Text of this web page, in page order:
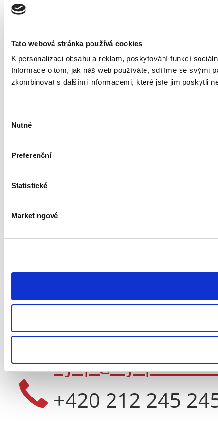
Tato webová stránka používá cookies
K personalizaci obsahu a reklam, poskytování funkcí
Informace o tom, jak náš web používáte, sdílíme se svými
zkombinovat s dalšími informacemi, které jste jim poskytli
souhlasu
Nutné
Preferenční
Statistické
Marketingové
CONTACT US
CONTACT
General Contact
+420 212 245